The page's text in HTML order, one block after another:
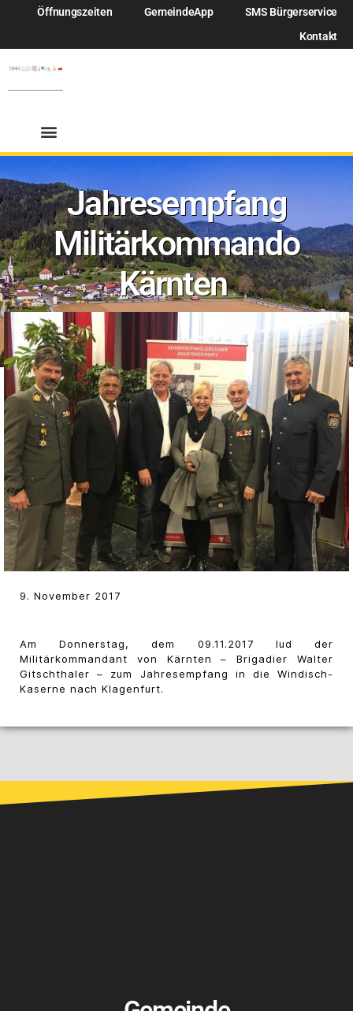
Öffnungszeiten GemeindeApp
SMS Bürgerservice
Kontakt
Jahresempfang
Militärkommando
Kärnten
9. November 2017
Am Donnerstag, dem 09.11.2017 lud der
Militärkommandant von Kärnten – Brigadier Walter
Gitschthaler – zum Jahresempfang in die Windisch-
Kaserne nach Klagenfurt.